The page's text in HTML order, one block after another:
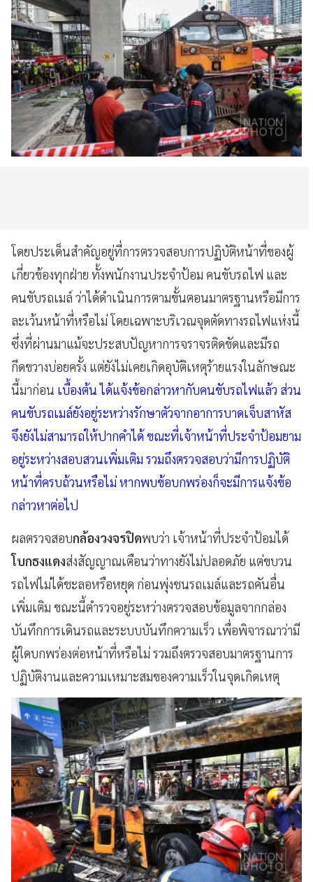
โดยประเด็นสำคัญอยู่ที่การตรวจสอบการปฏิบัติหน้าที่ของผู้
เกี่ยวข้องทุกฝ่าย ทั้งพนักงานประจำป้อม คนขับรถไฟ และ
คนขับรถเมล์ ว่าได้ดำเนินการตามขั้นตอนมาตรฐานหรือมีการ
ละเว้นหน้าที่หรือไม่ โดยเฉพาะบริเวณจุดตัดทางรถไฟแห่งนี้
ซึ่งที่ผ่านมาแม้จะประสบปัญหาการจราจรติดขัดและมีรถ
กีดขวางบ่อยครั้ง แต่ยังไม่เคยเกิดอุบัติเหตุร้ายแรงในลักษณะ
นี้มาก่อน เบื้องต้น ได้แจ้งข้อกล่าวหากับคนขับรถไฟแล้ว ส่วน
คนขับรถเมล์ยังอยู่ระหว่างรักษาตัวจากอาการบาดเจ็บสาหัส
จึงยังไม่สามารถให้ปากคำได้ ขณะที่เจ้าหน้าที่ประจำป้อมยาม
อยู่ระหว่างสอบสวนเพิ่มเติม รวมถึงตรวจสอบว่ามีการปฏิบัติ
หน้าที่ครบถ้วนหรือไม่ หากพบข้อบกพร่องก็จะมีการแจ้งข้อ
กล่าวหาต่อไป
ผลตรวจสอบกล้องวงจรปิดพบว่า เจ้าหน้าที่ประจำป้อมได้
โบกธงแดงส่งสัญญาณเตือนว่าทางยังไม่ปลอดภัย แต่ขบวน
รถไฟไม่ได้ชะลอหรือหยุด ก่อนพุ่งชนรถเมล์และรถคันอื่น
เพิ่มเติม ขณะนี้ตำรวจอยู่ระหว่างตรวจสอบข้อมูลจากกล่อง
บันทึกการเดินรถและระบบบันทึกความเร็ว เพื่อพิจารณาว่ามี
ผู้ใดบกพร่องต่อหน้าที่หรือไม่ รวมถึงตรวจสอบมาตรฐานการ
ปฏิบัติงานและความเหมาะสมของความเร็วในจุดเกิดเหตุ